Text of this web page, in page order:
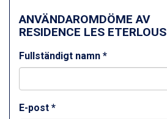
Fieberbrunn från 9.645 kr.
Val Thorens från 8.395 kr.
Zell am See från 6.295 kr.
Canazei från 7.195 kr.
Alleghe från 8.545 kr.
ANVÄNDAROMDÖME AV
RESIDENCE LES ETERLOUS
Fullständigt namn *
E-post *